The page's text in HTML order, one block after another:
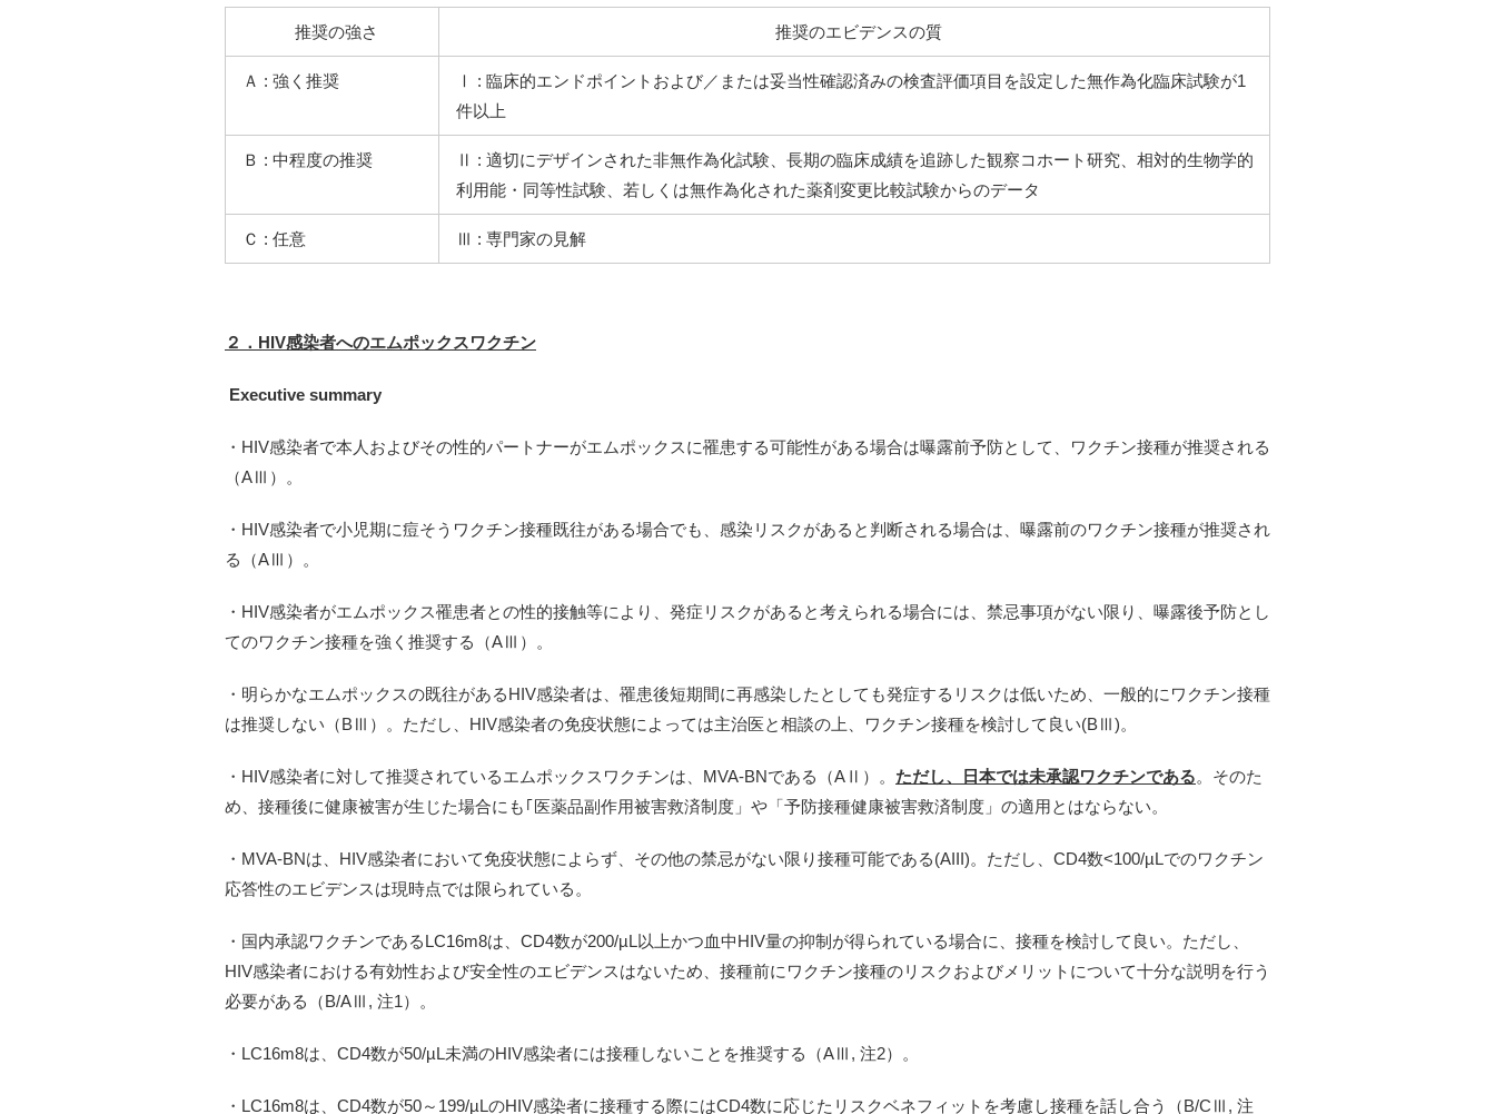
推奨の強さ 推奨のエビデンスの質
Ａ : 強く推奨
Ⅰ : 臨床的エンドポイントおよび／または妥当性確認済みの検査評価項目を設定した無作為化臨床試験が1
件以上
Ｂ : 中程度の推奨
Ⅱ : 適切にデザインされた非無作為化試験、長期の臨床成績を追跡した観察コホート研究、相対的生物学的
利用能・同等性試験、若しくは無作為化された薬剤変更比較試験からのデータ
Ｃ : 任意 Ⅲ : 専門家の見解
２．HIV感染者へのエムポックスワクチン
Executive summary
・HIV感染者で本人およびその性的パートナーがエムポックスに罹患する可能性がある場合は曝露前予防として、ワクチン接種が推奨される
（AⅢ）。
・HIV感染者で小児期に痘そうワクチン接種既往がある場合でも、感染リスクがあると判断される場合は、曝露前のワクチン接種が推奨され
る（AⅢ）。
・HIV感染者がエムポックス罹患者との性的接触等により、発症リスクがあると考えられる場合には、禁忌事項がない限り、曝露後予防とし
てのワクチン接種を強く推奨する（AⅢ）。
・明らかなエムポックスの既往があるHIV感染者は、罹患後短期間に再感染したとしても発症するリスクは低いため、一般的にワクチン接種
は推奨しない（BⅢ）。ただし、HIV感染者の免疫状態によっては主治医と相談の上、ワクチン接種を検討して良い(BⅢ)。
・HIV感染者に対して推奨されているエムポックスワクチンは、MVA-BNである（AⅡ）。 ただし、日本では未承認ワクチンである。そのた
め、接種後に健康被害が生じた場合にも｢医薬品副作用被害救済制度」や「予防接種健康被害救済制度」の適用とはならない。
・MVA-BNは、HIV感染者において免疫状態によらず、その他の禁忌がない限り接種可能である(AIII)。ただし、CD4数<100/µLでのワクチン
応答性のエビデンスは現時点では限られている。
・国内承認ワクチンであるLC16m8は、CD4数が200/µL以上かつ血中HIV量の抑制が得られている場合に、接種を検討して良い。ただし、
HIV感染者における有効性および安全性のエビデンスはないため、接種前にワクチン接種のリスクおよびメリットについて十分な説明を行う
必要がある（B/AⅢ, 注1）。
・LC16m8は、CD4数が50/µL未満のHIV感染者には接種しないことを推奨する（AⅢ, 注2）。
・LC16m8は、CD4数が50～199/µLのHIV感染者に接種する際にはCD4数に応じたリスクベネフィットを考慮し接種を話し合う（B/CⅢ, 注